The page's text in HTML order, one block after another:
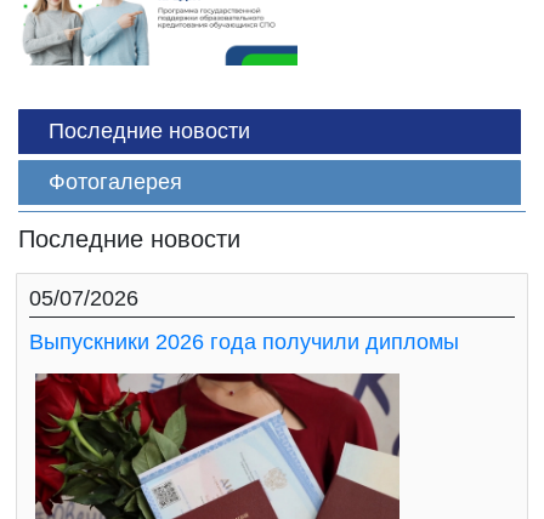
Последние новости
Фотогалерея
Последние новости
05/07/2026
Выпускники 2026 года получили дипломы